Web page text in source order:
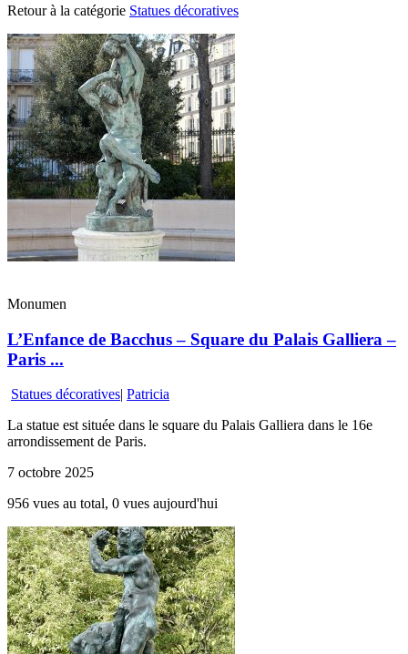
Retour à la catégorie Statues décoratives
Monumen
L’Enfance de Bacchus – Square du Palais Galliera –
Paris ...
Statues décoratives| Patricia
La statue est située dans le square du Palais Galliera dans le 16e
arrondissement de Paris.
7 octobre 2025
956 vues au total, 0 vues aujourd'hui